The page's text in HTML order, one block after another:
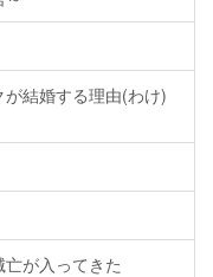
結婚する理由(わけ)
が入ってきた